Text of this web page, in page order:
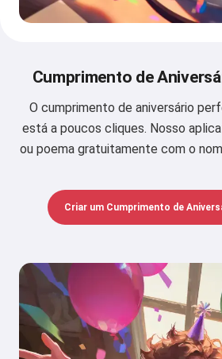
Cumprimento de
O cumprimento de aniversário
está a poucos cliques. Nosso
ou poema gratuitamente com o
Criar um Cumprimento de